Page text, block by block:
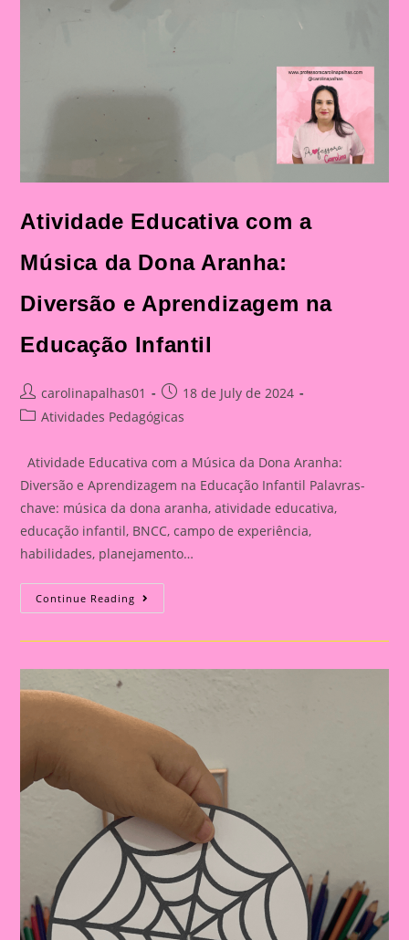
Atividade Educativa com a
Música da Dona Aranha:
Diversão e Aprendizagem na
Educação Infantil
Post
author:
carolinapalhas01
Post
published:
18 de July de 2024
PostAtividades Pedagógicas
Atividade Educativa com a Música da Dona Aranha:
Diversão e Aprendizagem na Educação Infantil Palavras-
chave: música da dona aranha, atividade educativa,
educação infantil, BNCC, campo de experiência,
habilidades, planejamento…
Continue Reading Atividade
Educativa
Dona
Aprendizagem
Educação
Infantil